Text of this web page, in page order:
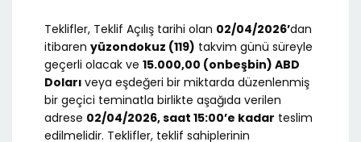
Teklifler, Teklif Açılış tarihi olan 02/04/2026’dan
itibaren yüzondokuz (119) takvim günü süreyle
geçerli olacak ve 15.000,00 (onbeşbin) ABD
Doları veya eşdeğeri bir miktarda düzenlenmiş
bir geçici teminatla birlikte aşağıda verilen
adrese 02/04/2026, saat 15:00’e kadar teslim
edilmelidir. Teklifler, teklif sahiplerinin